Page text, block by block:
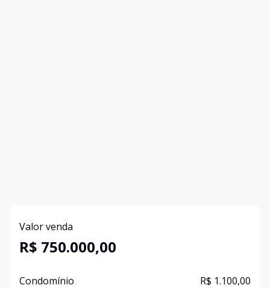
Valor venda
R$ 750.000,00
Condomínio R$ 1.100,00